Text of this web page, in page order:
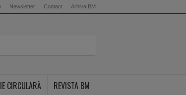
Newsletter Contact Arhiva BM
CIRCULARĂ REVISTA BM